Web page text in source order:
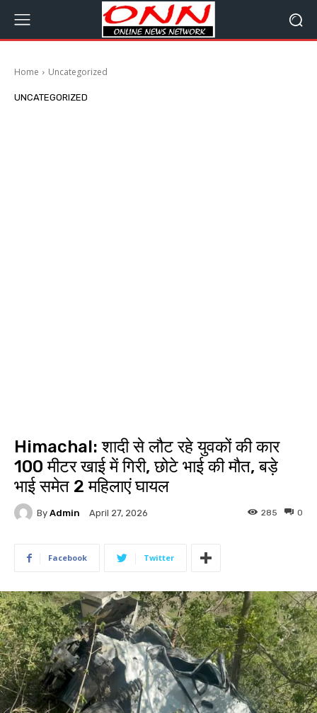
Home Uncategorized
UNCATEGORIZED
Himachal: शादी से लौट रहे युवकों की कार
100 मीटर खाई में गिरी, छोटे भाई की मौत, बड़े
भाई समेत 2 महिलाएं घायल
By Admin April 27, 2026 0
285
Facebook Twitter